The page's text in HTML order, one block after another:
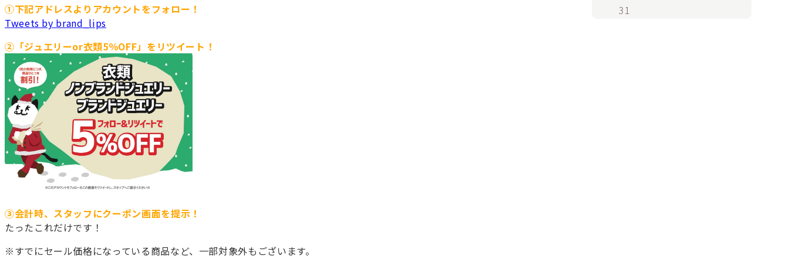
①下記アドレスよりアカウントをフォロー！
Tweets by brand_lips
②「ジュエリーor衣類5％OFF」をリツイート！
③会計時、スタッフにクーポン画面を提示！
たったこれだけです！
※すでにセール価格になっている商品など、一部対象外もございます。
31